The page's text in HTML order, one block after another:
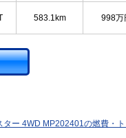
583.1km 998万
ー 4WD MP202401の燃費・